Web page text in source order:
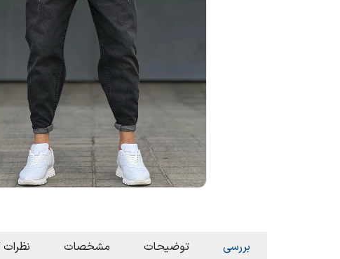
بررسی توضیحات مشخصات نظرات